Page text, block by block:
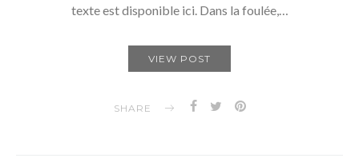
texte est disponible ici. Dans la foulée,…
VIEW POST
SHARE